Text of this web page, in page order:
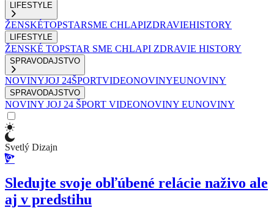
LIFESTYLE
ŽENSKÉTOPSTARSME CHLAPIZDRAVIEHISTORY
LIFESTYLE
ŽENSKÉ TOPSTAR SME CHLAPI ZDRAVIE HISTORY
SPRAVODAJSTVO
NOVINYJOJ 24ŠPORTVIDEONOVINYEUNOVINY
SPRAVODAJSTVO
NOVINY JOJ 24 ŠPORT VIDEONOVINY EUNOVINY
Svetlý Dizajn
Sledujte svoje obľúbené relácie naživo ale
aj v predstihu